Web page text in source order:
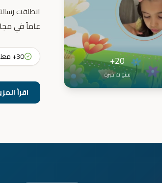
20+
سنوات خبرة
عاماً في
30+ معلماً ومعلمة
اقرأ